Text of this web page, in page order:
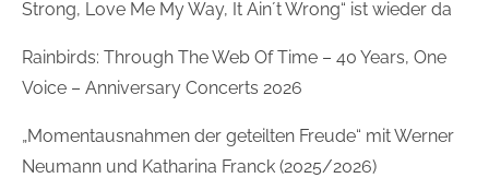
Strong, Love Me My Way, It Ain´t Wrong“ ist wieder da
Rainbirds: Through The Web Of Time – 40 Years, One
Voice – Anniversary Concerts 2026
„Momentausnahmen der geteilten Freude“ mit Werner
Neumann und Katharina Franck (2025/2026)